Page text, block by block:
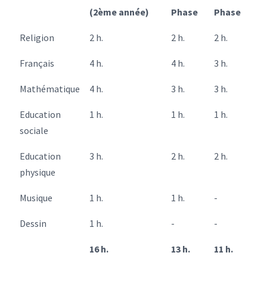
(2ème année)
Phase
Phase
Religion 2 h. 2 h. 2 h.
Français 4 h. 4 h. 3 h.
Mathématique 4 h. 3 h. 3 h.
Education
sociale
1 h. 1 h. 1 h.
Education
physique
3 h. 2 h. 2 h.
Musique 1 h. 1 h. -
Dessin 1 h. - -
16 h. 13 h. 11 h.